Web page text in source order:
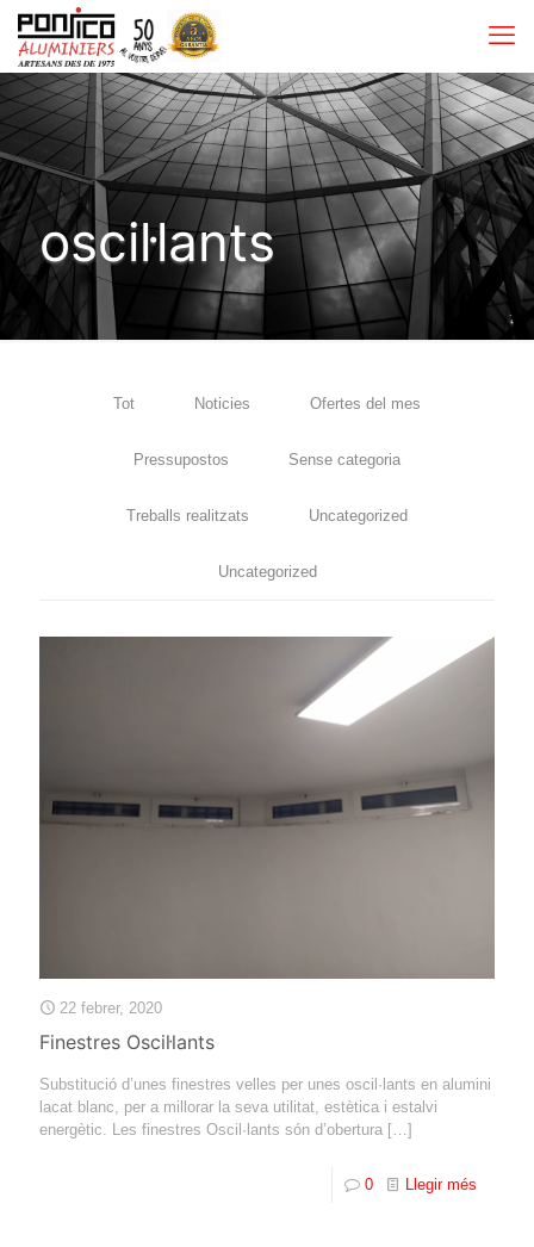
oscil·lants
Tot Noticies Ofertes del mes
Pressupostos Sense categoria
Treballs realitzats Uncategorized
Uncategorized
22 febrer, 2020
Finestres Oscil·lants
Substitució d’unes finestres velles per unes oscil·lants en alumini
lacat blanc, per a millorar la seva utilitat, estètica i estalvi
energètic. Les finestres Oscil·lants són d’obertura […]
0 Llegir més